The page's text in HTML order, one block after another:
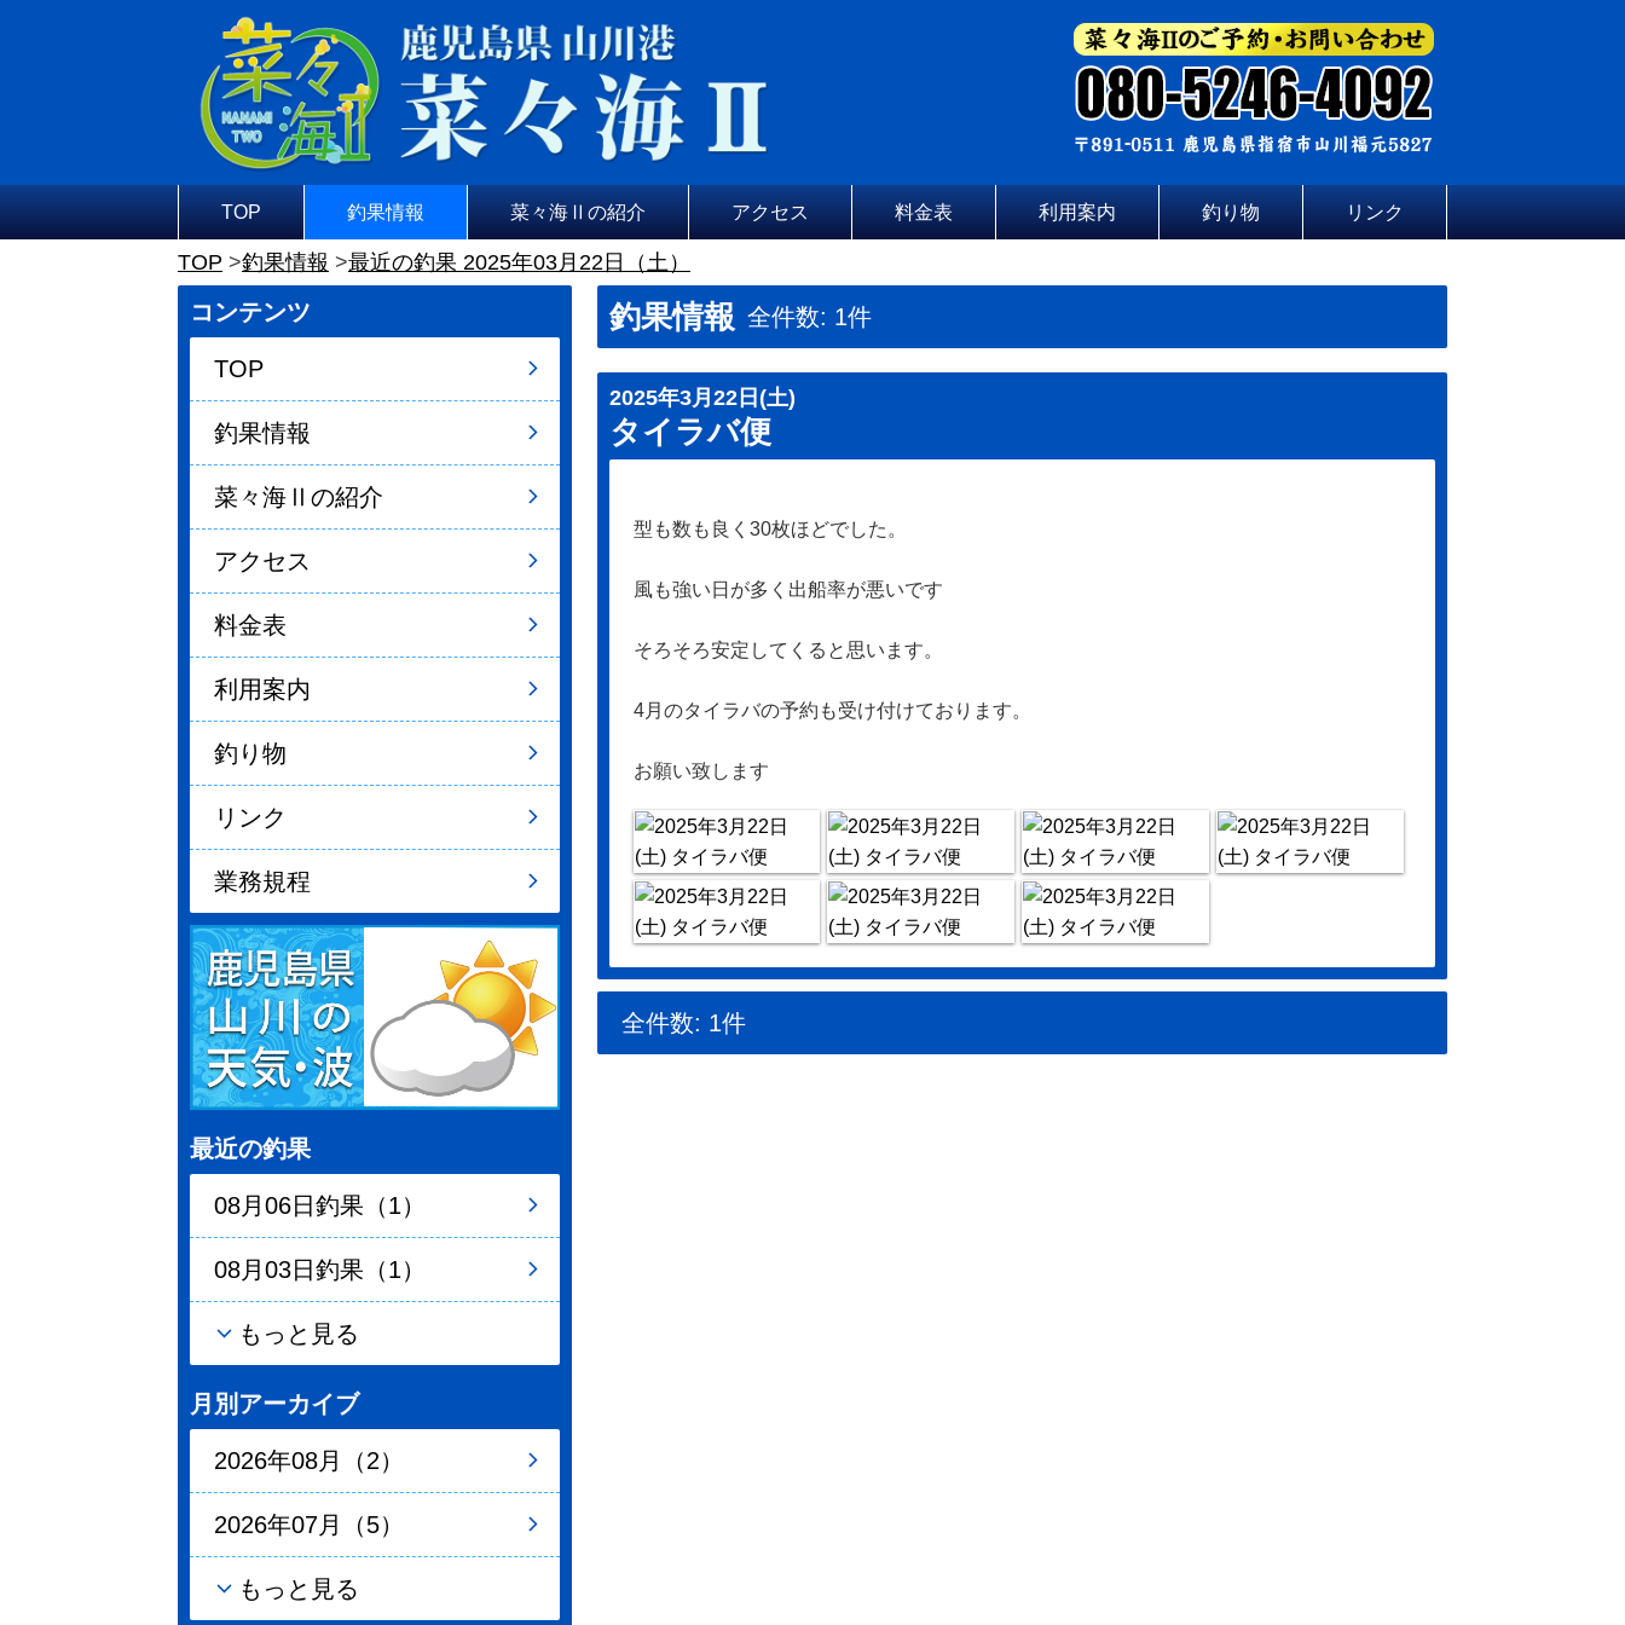
TOP 釣果情報 菜々海Ⅱの紹介 アクセス 料金表 利用案内 釣り物 リンク
TOP 釣果情報 最近の釣果 2025年03月22日（土）
釣果情報 全件数: 1件
2025年3月22日(土)
タイラバ便
型も数も良く30枚ほどでした。
風も強い日が多く出船率が悪いです
そろそろ安定してくると思います。
4月のタイラバの予約も受け付けております。
お願い致します
全件数: 1件
コンテンツ
TOP
釣果情報
菜々海Ⅱの紹介
アクセス
料金表
利用案内
釣り物
リンク
業務規程
最近の釣果
08月06日釣果（1）
08月03日釣果（1）
もっと見る
月別アーカイブ
2026年08月（2）
2026年07月（5）
もっと見る